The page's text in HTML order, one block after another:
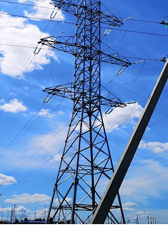
На зарядке
Морозная